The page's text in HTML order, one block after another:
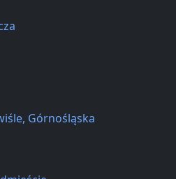
Górnośląska